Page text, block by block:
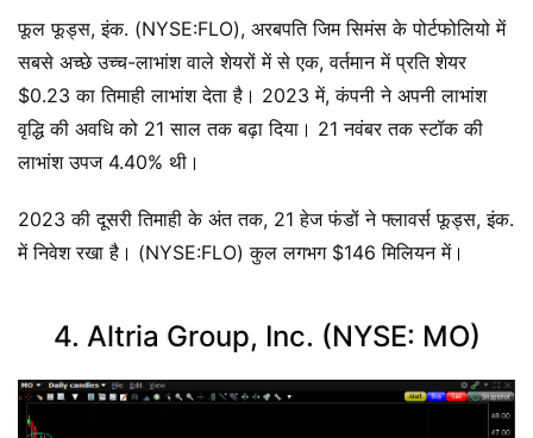
फूल फूड्स, इंक. (NYSE:FLO), अरबपति जिम सिमंस के पोर्टफोलियो में
सबसे अच्छे उच्च-लाभांश वाले शेयरों में से एक, वर्तमान में प्रति शेयर
$0.23 का तिमाही लाभांश देता है। 2023 में, कंपनी ने अपनी लाभांश
वृद्धि की अवधि को 21 साल तक बढ़ा दिया। 21 नवंबर तक स्टॉक की
लाभांश उपज 4.40% थी।
2023 की दूसरी तिमाही के अंत तक, 21 हेज फंडों ने फ्लावर्स फूड्स, इंक.
में निवेश रखा है। (NYSE:FLO) कुल लगभग $146 मिलियन में।
4. Altria Group, Inc. (NYSE: MO)